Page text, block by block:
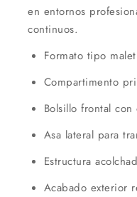
en entornos
continuos.
Formato tipo
Compartimento
Bolsillo frontal
Asa lateral para
Estructura
Acabado exterior